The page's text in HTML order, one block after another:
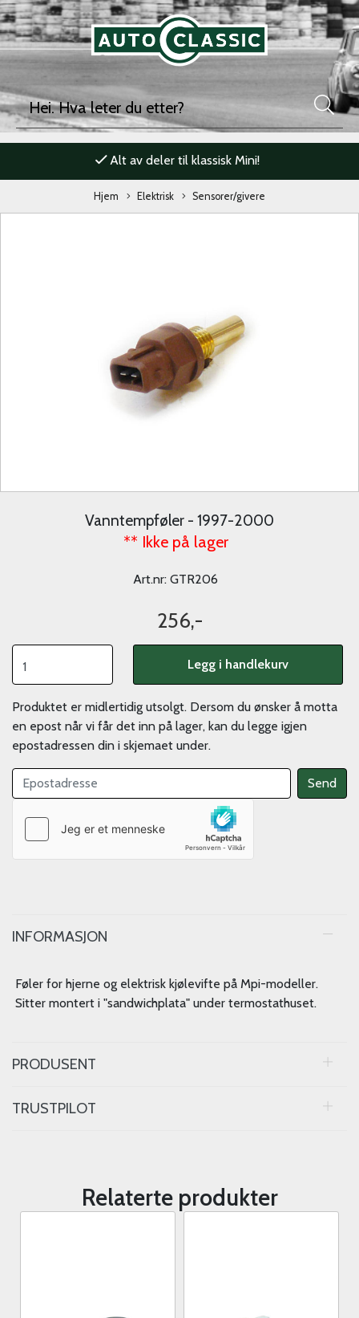
Alt av deler til klassisk Mini!
Hjem Elektrisk Sensorer/givere
Vanntempføler - 1997-2000
** Ikke på lager
Art.nr: GTR206
256,-
Legg i handlekurv
Produktet er midlertidig utsolgt. Dersom du ønsker å motta
en epost når vi får det inn på lager, kan du legge igjen
epostadressen din i skjemaet under.
INFORMASJON
Føler for hjerne og elektrisk kjølevifte på Mpi-modeller.
Sitter montert i "sandwichplata" under termostathuset.
PRODUSENT
TRUSTPILOT
Relaterte produkter